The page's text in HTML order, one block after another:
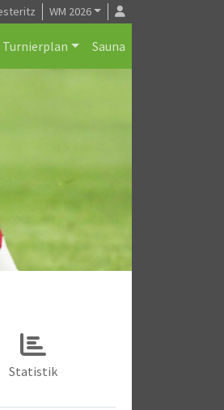
WM 2026
Turnierplan Sauna
Statistik